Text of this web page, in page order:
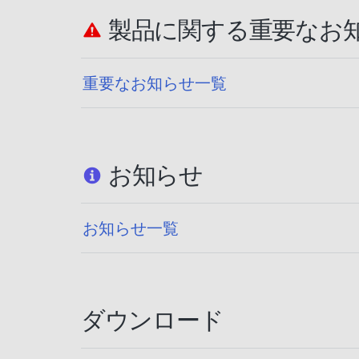
製品に関する重要なお
重要なお知らせ一覧
お知らせ
お知らせ一覧
ダウンロード